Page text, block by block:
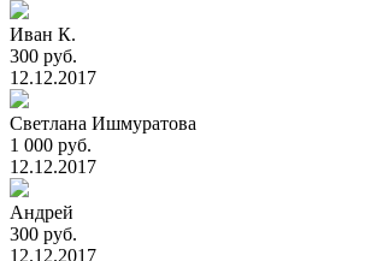
Иван К.
300 руб.
12.12.2017
Светлана Ишмуратова
1 000 руб.
12.12.2017
Андрей
300 руб.
12.12.2017